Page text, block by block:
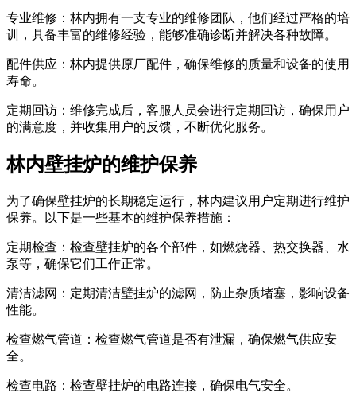
专业维修：林内拥有一支专业的维修团队，他们经过严格的培
训，具备丰富的维修经验，能够准确诊断并解决各种故障。
配件供应：林内提供原厂配件，确保维修的质量和设备的使用
寿命。
定期回访：维修完成后，客服人员会进行定期回访，确保用户
的满意度，并收集用户的反馈，不断优化服务。
林内壁挂炉的维护保养
为了确保壁挂炉的长期稳定运行，林内建议用户定期进行维护
保养。以下是一些基本的维护保养措施：
定期检查：检查壁挂炉的各个部件，如燃烧器、热交换器、水
泵等，确保它们工作正常。
清洁滤网：定期清洁壁挂炉的滤网，防止杂质堵塞，影响设备
性能。
检查燃气管道：检查燃气管道是否有泄漏，确保燃气供应安
全。
检查电路：检查壁挂炉的电路连接，确保电气安全。